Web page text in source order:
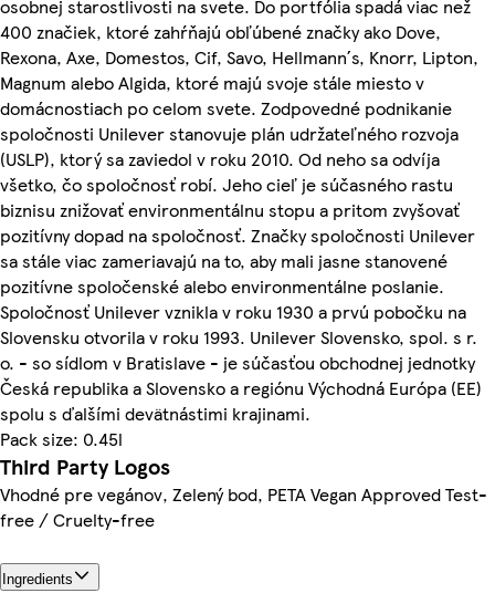
osobnej starostlivosti na svete. Do portfólia spadá viac než
400 značiek, ktoré zahŕňajú obľúbené značky ako Dove,
Rexona, Axe, Domestos, Cif, Savo, Hellmann´s, Knorr, Lipton,
Magnum alebo Algida, ktoré majú svoje stále miesto v
domácnostiach po celom svete. Zodpovedné podnikanie
spoločnosti Unilever stanovuje plán udržateľného rozvoja
(USLP), ktorý sa zaviedol v roku 2010. Od neho sa odvíja
všetko, čo spoločnosť robí. Jeho cieľ je súčasného rastu
biznisu znižovať environmentálnu stopu a pritom zvyšovať
pozitívny dopad na spoločnosť. Značky spoločnosti Unilever
sa stále viac zameriavajú na to, aby mali jasne stanovené
pozitívne spoločenské alebo environmentálne poslanie.
Spoločnosť Unilever vznikla v roku 1930 a prvú pobočku na
Slovensku otvorila v roku 1993. Unilever Slovensko, spol. s r.
o. - so sídlom v Bratislave - je súčasťou obchodnej jednotky
Česká republika a Slovensko a regiónu Východná Európa (EE)
spolu s ďalšími devätnástimi krajinami.
Pack size: 0.45l
Third Party Logos
Vhodné pre vegánov, Zelený bod, PETA Vegan Approved Test-
free / Cruelty-free
Ingredients